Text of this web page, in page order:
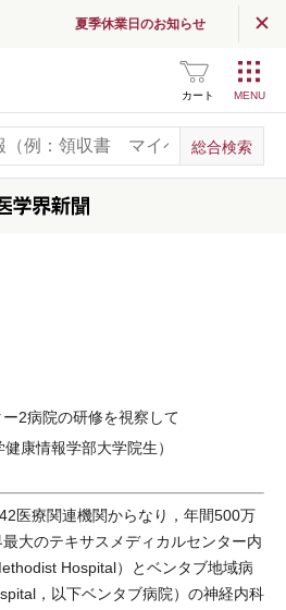
夏季休業日のお知らせ
カート
2病院の研修を視察して
健康情報学部大学院生）
医療関連機関からなり，年間500万
大のテキサスメディカルセンター内
Hospital）とベンタブ地域病
，以下ベンタブ病院）の神経内科